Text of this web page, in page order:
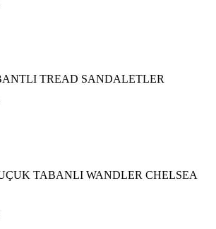
TREAD SANDALETLER
TABANLI WANDLER CHELSEA